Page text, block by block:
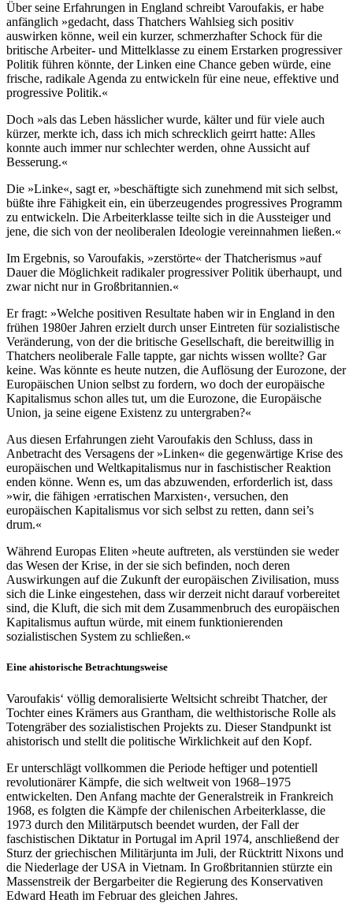
Über seine Erfahrungen in England schreibt Varoufakis, er habe
anfänglich »gedacht, dass Thatchers Wahlsieg sich positiv
auswirken könne, weil ein kurzer, schmerzhafter Schock für die
britische Arbeiter- und Mittelklasse zu einem Erstarken progressiver
Politik führen könnte, der Linken eine Chance geben würde, eine
frische, radikale Agenda zu entwickeln für eine neue, effektive und
progressive Politik.«
Doch »als das Leben hässlicher wurde, kälter und für viele auch
kürzer, merkte ich, dass ich mich schrecklich geirrt hatte: Alles
konnte auch immer nur schlechter werden, ohne Aussicht auf
Besserung.«
Die »Linke«, sagt er, »beschäftigte sich zunehmend mit sich selbst,
büßte ihre Fähigkeit ein, ein überzeugendes progressives Programm
zu entwickeln. Die Arbeiterklasse teilte sich in die Aussteiger und
jene, die sich von der neoliberalen Ideologie vereinnahmen ließen.«
Im Ergebnis, so Varoufakis, »zerstörte« der Thatcherismus »auf
Dauer die Möglichkeit radikaler progressiver Politik überhaupt, und
zwar nicht nur in Großbritannien.«
Er fragt: »Welche positiven Resultate haben wir in England in den
frühen 1980er Jahren erzielt durch unser Eintreten für sozialistische
Veränderung, von der die britische Gesellschaft, die bereitwillig in
Thatchers neoliberale Falle tappte, gar nichts wissen wollte? Gar
keine. Was könnte es heute nutzen, die Auflösung der Eurozone, der
Europäischen Union selbst zu fordern, wo doch der europäische
Kapitalismus schon alles tut, um die Eurozone, die Europäische
Union, ja seine eigene Existenz zu untergraben?«
Aus diesen Erfahrungen zieht Varoufakis den Schluss, dass in
Anbetracht des Versagens der »Linken« die gegenwärtige Krise des
europäischen und Weltkapitalismus nur in faschistischer Reaktion
enden könne. Wenn es, um das abzuwenden, erforderlich ist, dass
»wir, die fähigen ›erratischen Marxisten‹, versuchen, den
europäischen Kapitalismus vor sich selbst zu retten, dann sei’s
drum.«
Während Europas Eliten »heute auftreten, als verstünden sie weder
das Wesen der Krise, in der sie sich befinden, noch deren
Auswirkungen auf die Zukunft der europäischen Zivilisation, muss
sich die Linke eingestehen, dass wir derzeit nicht darauf vorbereitet
sind, die Kluft, die sich mit dem Zusammenbruch des europäischen
Kapitalismus auftun würde, mit einem funktionierenden
sozialistischen System zu schließen.«
Eine ahistorische Betrachtungsweise
Varoufakis‘ völlig demoralisierte Weltsicht schreibt Thatcher, der
Tochter eines Krämers aus Grantham, die welthistorische Rolle als
Totengräber des sozialistischen Projekts zu. Dieser Standpunkt ist
ahistorisch und stellt die politische Wirklichkeit auf den Kopf.
Er unterschlägt vollkommen die Periode heftiger und potentiell
revolutionärer Kämpfe, die sich weltweit von 1968–1975
entwickelten. Den Anfang machte der Generalstreik in Frankreich
1968, es folgten die Kämpfe der chilenischen Arbeiterklasse, die
1973 durch den Militärputsch beendet wurden, der Fall der
faschistischen Diktatur in Portugal im April 1974, anschließend der
Sturz der griechischen Militärjunta im Juli, der Rücktritt Nixons und
die Niederlage der USA in Vietnam. In Großbritannien stürzte ein
Massenstreik der Bergarbeiter die Regierung des Konservativen
Edward Heath im Februar des gleichen Jahres.